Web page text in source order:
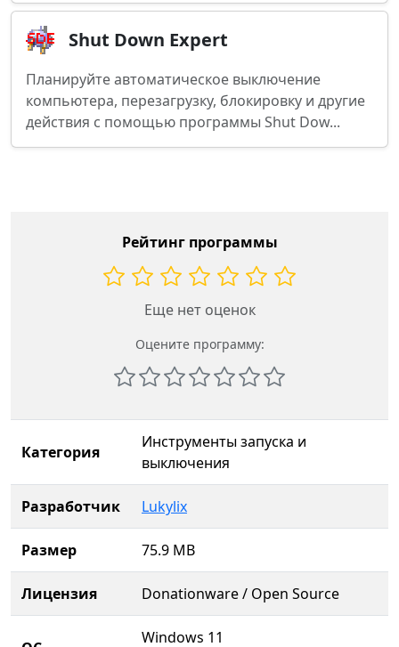
Shut Down Expert
Планируйте автоматическое выключение
компьютера, перезагрузку, блокировку и другие
действия с помощью программы Shut Dow...
Рейтинг программы
Еще нет оценок
Оцените программу:
Категория
Инструменты запуска и
выключения
Разработчик Lukylix
Размер 75.9 MB
Лицензия Donationware / Open Source
Windows 11